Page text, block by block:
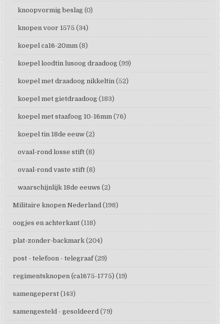
knoopvormig beslag (0)
knopen voor 1575 (34)
koepel ca16-20mm (8)
koepel loodtin lusoog draadoog (99)
koepel met draadoog nikkeltin (52)
koepel met gietdraadoog (183)
koepel met staafoog 10-16mm (76)
koepel tin 18de eeuw (2)
ovaal-rond losse stift (8)
ovaal-rond vaste stift (8)
waarschijnlijk 18de eeuws (2)
Militaire knopen Nederland (198)
oogjes en achterkant (118)
plat-zonder-backmark (204)
post - telefoon - telegraaf (29)
regimentsknopen (ca1675-1775) (19)
samengeperst (143)
samengesteld - gesoldeerd (79)